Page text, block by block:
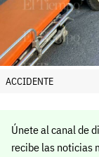
ACCIDENTE
Únete al canal de
recibe las noticias